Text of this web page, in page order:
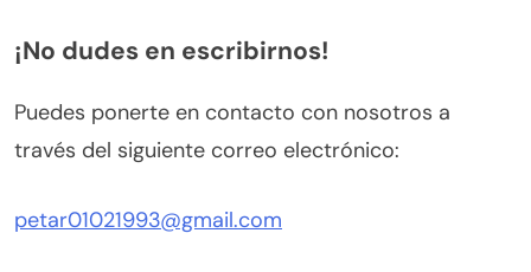
¡No dudes en escribirnos!
Puedes ponerte en contacto con nosotros a
través del siguiente correo electrónico:
petar01021993@gmail.com